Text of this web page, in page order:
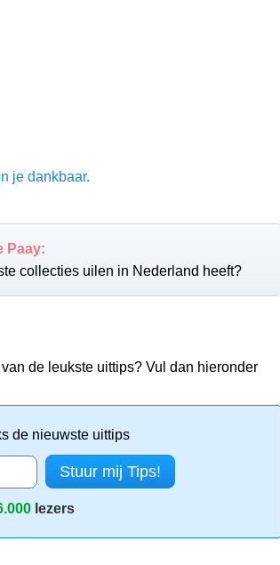
je dankbaar.
Paay:
collecties uilen in Nederland heeft?
de leukste uittips? Vul dan hieronder
de nieuwste uittips
lezers